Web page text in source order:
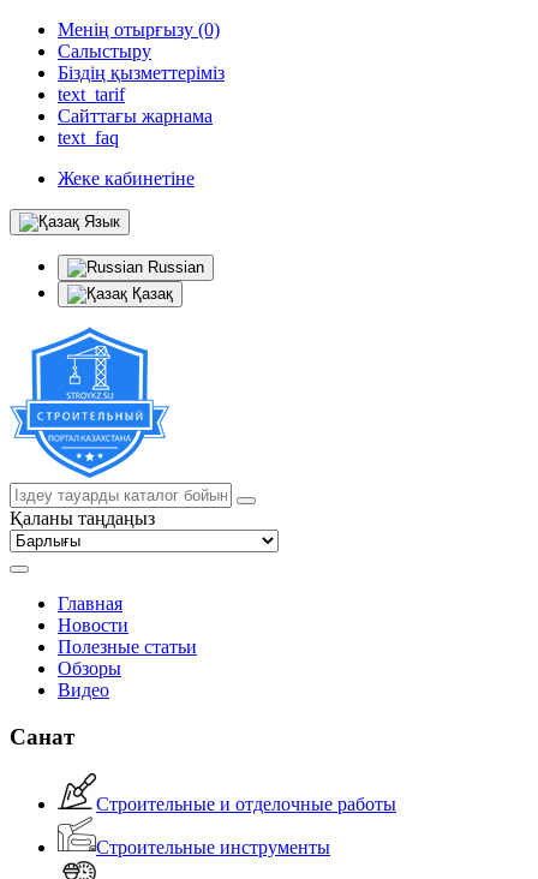
Менің отырғызу (0)
Салыстыру
Біздің қызметтеріміз
text_tarif
Сайттағы жарнама
text_faq
Жеке кабинетіне
Язык
Russian
Қазақ
Қаланы таңдаңыз
Главная
Новости
Полезные статьи
Обзоры
Видео
Санат
Строительные и отделочные работы
Строительные инструменты